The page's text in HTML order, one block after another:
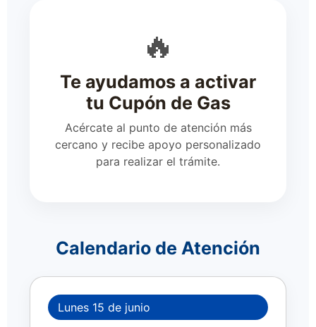
🔥
Te ayudamos a activar
tu Cupón de Gas
Acércate al punto de atención más
cercano y recibe apoyo personalizado
para realizar el trámite.
Calendario de Atención
Lunes 15 de junio